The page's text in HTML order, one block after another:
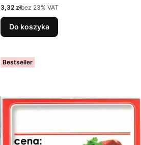
Cena netto
3,32 złbez 23% VAT
Do koszyka
Bestseller